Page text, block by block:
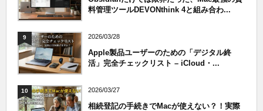
料管理ツールDEVONthink 4と組み合わ...
9 2026/03/28
Apple製品ユーザーのための「デジタル終
活」完全チェックリスト – iCloud・...
10 2026/03/27
相続登記の手続きでMacが使えない？！実際